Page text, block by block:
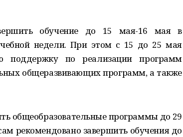
обучение до 15 мая-16 мая в
недели. При этом с 15 до 25 мая
поддержку по реализации программ
общеразвивающих программ, а также
общеобразовательные программы до 29
рекомендовано завершить обучения до